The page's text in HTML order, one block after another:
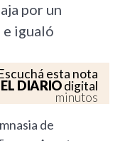
por un
e igualó
esta nota
EL DIARIOdigital
minutos
de